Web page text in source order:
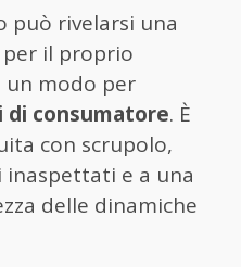
può rivelarsi una
il proprio
un modo per
consumatore. È
con scrupolo,
e a una
delle dinamiche